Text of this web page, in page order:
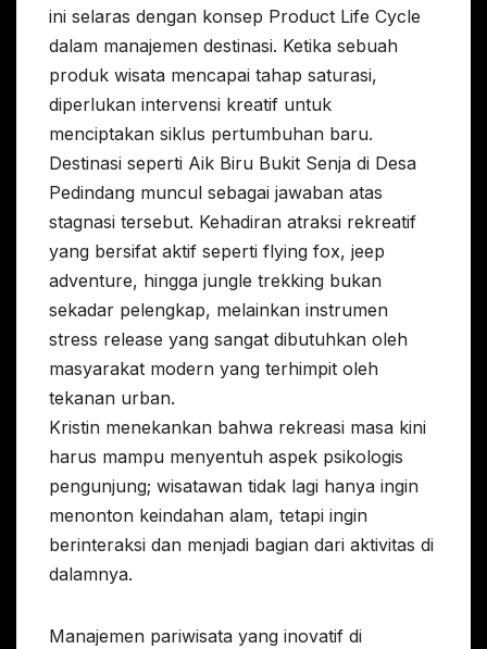
ini selaras dengan konsep Product Life Cycle
dalam manajemen destinasi. Ketika sebuah
produk wisata mencapai tahap saturasi,
diperlukan intervensi kreatif untuk
menciptakan siklus pertumbuhan baru.
Destinasi seperti Aik Biru Bukit Senja di Desa
Pedindang muncul sebagai jawaban atas
stagnasi tersebut. Kehadiran atraksi rekreatif
yang bersifat aktif seperti flying fox, jeep
adventure, hingga jungle trekking bukan
sekadar pelengkap, melainkan instrumen
stress release yang sangat dibutuhkan oleh
masyarakat modern yang terhimpit oleh
tekanan urban.
Kristin menekankan bahwa rekreasi masa kini
harus mampu menyentuh aspek psikologis
pengunjung; wisatawan tidak lagi hanya ingin
menonton keindahan alam, tetapi ingin
berinteraksi dan menjadi bagian dari aktivitas di
dalamnya.
Manajemen pariwisata yang inovatif di